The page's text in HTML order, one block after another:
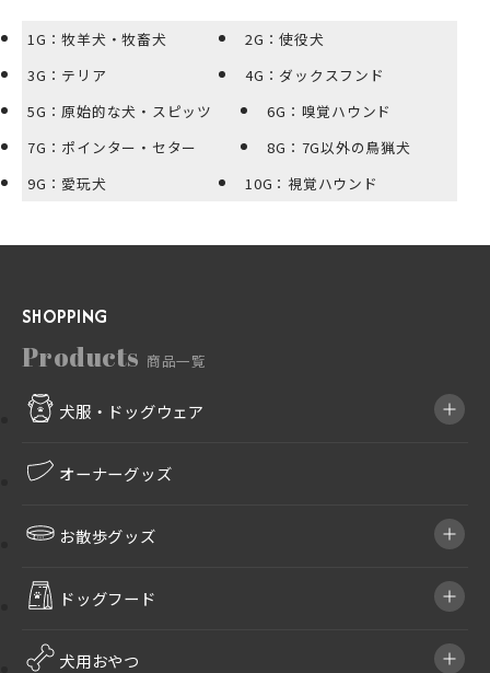
1G：牧羊犬・牧畜犬
2G：使役犬
3G：テリア
4G：ダックスフンド
5G：原始的な犬・スピッツ
6G：嗅覚ハウンド
7G：ポインター・セター
8G：7G以外の鳥猟犬
9G：愛玩犬
10G：視覚ハウンド
SHOPPING
Products 商品一覧
犬服・ドッグウェア
オーナーグッズ
お散歩グッズ
ドッグフード
犬用おやつ